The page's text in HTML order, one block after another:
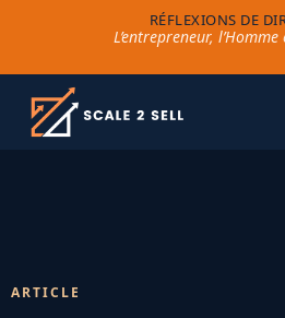
RÉFLEXIONS DE
L’entrepreneur,
ARTICLE